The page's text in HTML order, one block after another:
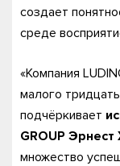
создает
среде
«Компания
малого
подчёркивает
GROUP Эрнест
множество